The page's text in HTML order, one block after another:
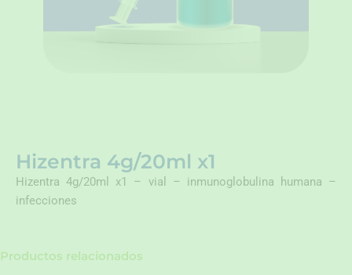
Hizentra 4g/20ml x1
Hizentra 4g/20ml x1 – vial – inmunoglobulina humana –
infecciones
Productos relacionados